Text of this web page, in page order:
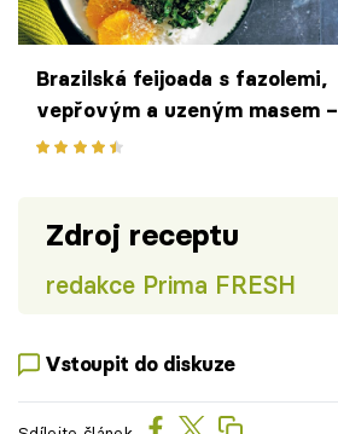
Brazilská feijoada s fazolemi,
vepřovým a uzeným masem –
připravená v pomalém hrnci
Zdroj receptu
redakce Prima FRESH
Vstoupit do diskuze